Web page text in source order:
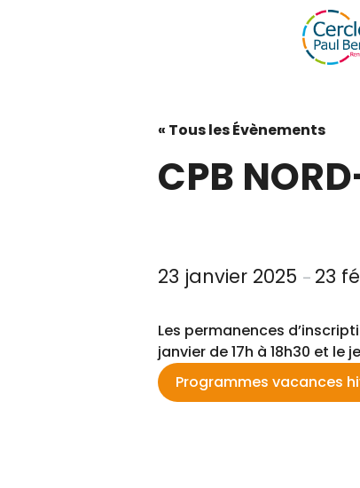
« Tous les Évènements
CPB
23 janvier 2025 – 23
Les permanences
janvier de 17h à 18h30 et le
Programmes vacances